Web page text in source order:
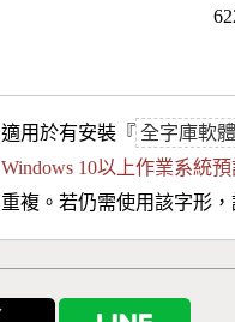
適用於有安裝『 全字庫軟
Windows 10以上作業系統
重複。若仍需使用該字形，